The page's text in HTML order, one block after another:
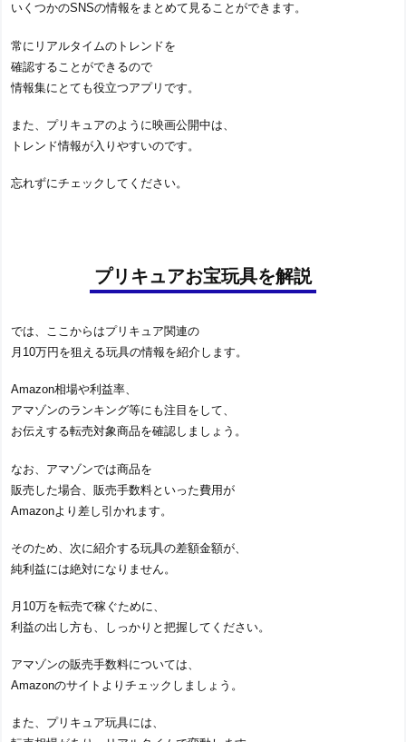
いくつかのSNSの情報をまとめて見ることができます。
常にリアルタイムのトレンドを
確認することができるので
情報集にとても役立つアプリです。
また、プリキュアのように映画公開中は、
トレンド情報が入りやすいのです。
忘れずにチェックしてください。
プリキュアお宝玩具を解説
では、ここからはプリキュア関連の
月10万円を狙える玩具の情報を紹介します。
Amazon相場や利益率、
アマゾンのランキング等にも注目をして、
お伝えする転売対象商品を確認しましょう。
なお、アマゾンでは商品を
販売した場合、販売手数料といった費用が
Amazonより差し引かれます。
そのため、次に紹介する玩具の差額金額が、
純利益には絶対になりません。
月10万を転売で稼ぐために、
利益の出し方も、しっかりと把握してください。
アマゾンの販売手数料については、
Amazonのサイトよりチェックしましょう。
また、プリキュア玩具には、